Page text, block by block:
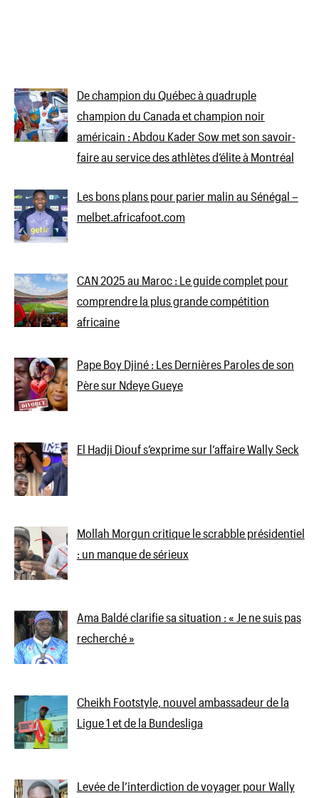
De champion du Québec à quadruple
champion du Canada et champion noir
américain : Abdou Kader Sow met son savoir-
faire au service des athlètes d’élite à Montréal
Les bons plans pour parier malin au Sénégal –
melbet.africafoot.com
CAN 2025 au Maroc : Le guide complet pour
comprendre la plus grande compétition
africaine
Pape Boy Djiné : Les Dernières Paroles de son
Père sur Ndeye Gueye
El Hadji Diouf s’exprime sur l’affaire Wally Seck
Mollah Morgun critique le scrabble présidentiel
: un manque de sérieux
Ama Baldé clarifie sa situation : « Je ne suis pas
recherché »
Cheikh Footstyle, nouvel ambassadeur de la
Ligue 1 et de la Bundesliga
Levée de l’interdiction de voyager pour Wally